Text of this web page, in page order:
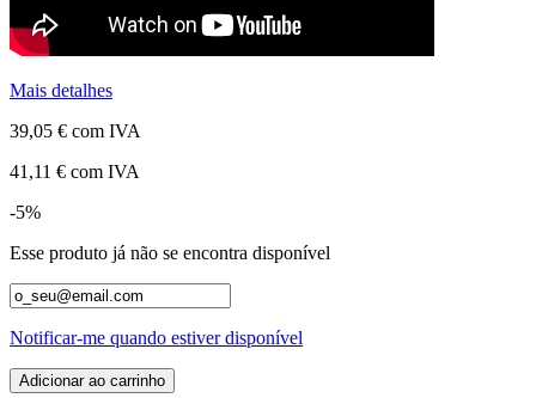
Mais detalhes
39,05 € com IVA
41,11 € com IVA
-5%
Esse produto já não se encontra disponível
Notificar-me quando estiver disponível
Adicionar ao carrinho